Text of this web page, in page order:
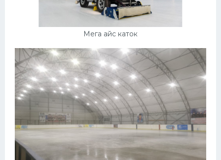
Мега айс каток